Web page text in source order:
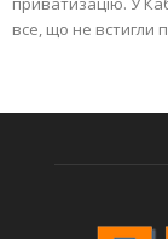
все, що не встигли